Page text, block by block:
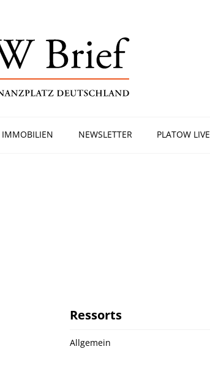
IMMOBILIEN NEWSLETTER PLATOW LIVE
Ressorts
Allgemein